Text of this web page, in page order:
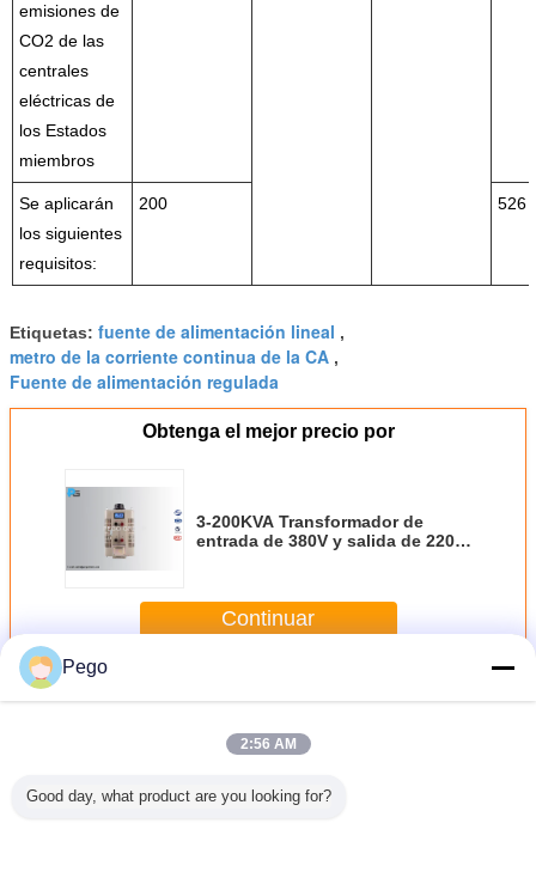
emisiones de
CO2 de las
centrales
eléctricas de
los Estados
miembros
Se aplicarán
los siguientes
requisitos:
200 526
Etiquetas: fuente de alimentación lineal ,
metro de la corriente continua de la CA ,
Fuente de alimentación regulada
Obtenga el mejor precio por
3-200KVA Transformador de
entrada de 380V y salida de 220V
Continuar
MásAC DC fuente de alimentación
Pego
2:56 AM
Good day, what product are you looking for?